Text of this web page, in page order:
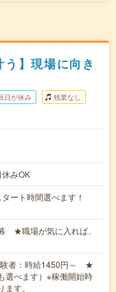
う】現場に向き
日が休み 残業なし
みOK
ート時間選べます！
★職場が気に入れば、
者：時給1450円～ ★
選べます）※稼働開始時
す。